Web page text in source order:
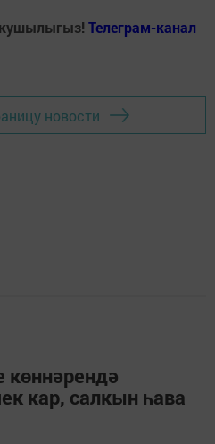
кушылыгыз! Телеграм-канал
новости
көннәрендә
кар, салкын һава